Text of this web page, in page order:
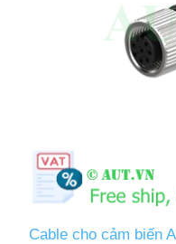
Cable cho cảm biến